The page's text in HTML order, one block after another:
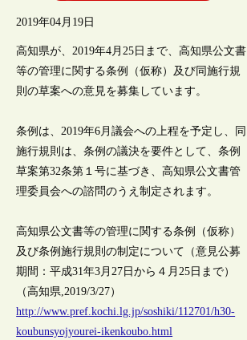
2019年04月19日
高知県が、2019年4月25日まで、高知県公文書
等の管理に関する条例（仮称）及び同施行規
則の草案への意見を募集しています。
条例は、2019年6月議会への上程を予定し、同
施行規則は、条例の議決を要件として、条例
草案第32条第１号に基づき、高知県公文書管
理委員会への諮問のうえ制定されます。
高知県公文書等の管理に関する条例（仮称）
及び条例施行規則の制定について（意見公募
期間：平成31年3月27日から４月25日まで）
（高知県,2019/3/27）
http://www.pref.kochi.lg.jp/soshiki/112701/h30-
koubunsyojyourei-ikenkoubo.html